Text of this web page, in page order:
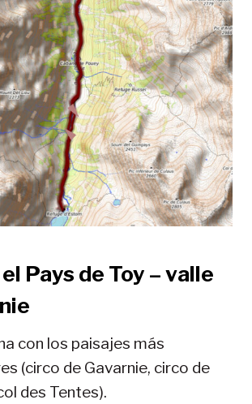
Pays de Toy – valle
con los paisajes más
(circo de Gavarnie, circo de
des Tentes).